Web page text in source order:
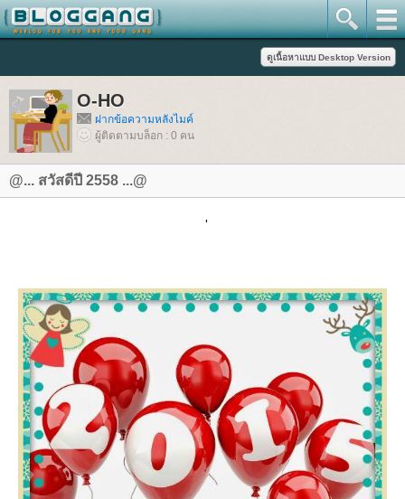
O-HO
ฝากข้อความหลังไมค์
ผู้ติดตามบล็อก : 0 คน
@... สวัสดีปี 2558 ...@
'